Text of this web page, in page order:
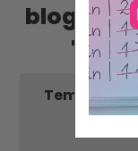
blog
Tematické